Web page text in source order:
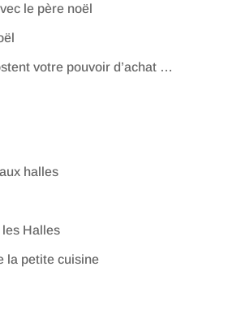
le père noël
votre pouvoir d’achat …
halles
Halles
la petite cuisine